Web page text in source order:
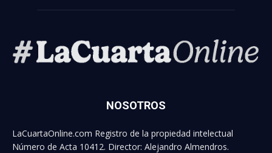
NOSOTROS
LaCuartaOnline.com Registro de la propiedad intelectual
Número de Acta 10412. Director: Alejandro Almendros.